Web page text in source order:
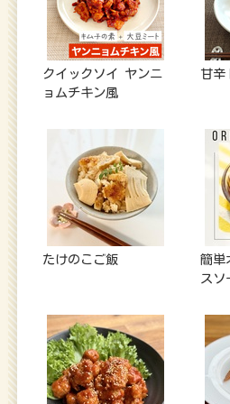
クイックソイ ヤンニ
ョムチキン風
甘辛
たけのこご飯
簡単
スソ